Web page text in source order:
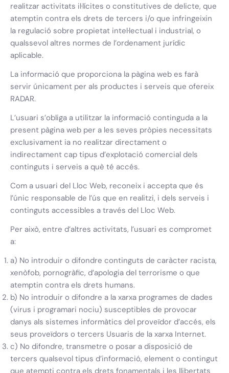
realitzar activitats il·lícites o constitutives de delicte, que
atemptin contra els drets de tercers i/o que infringeixin
la regulació sobre propietat intel·lectual i industrial, o
qualssevol altres normes de l’ordenament jurídic
aplicable.
La informació que proporciona la pàgina web es farà
servir únicament per als productes i serveis que ofereix
RADAR.
L’usuari s’obliga a utilitzar la informació continguda a la
present pàgina web per a les seves pròpies necessitats
exclusivament ia no realitzar directament o
indirectament cap tipus d’explotació comercial dels
continguts i serveis a què té accés.
Com a usuari del Lloc Web, reconeix i accepta que és
l’únic responsable de l’ús que en realitzi, i dels serveis i
continguts accessibles a través del Lloc Web.
Per això, entre d’altres activitats, l’usuari es compromet
a:
a) No introduir o difondre continguts de caràcter racista,
xenòfob, pornogràfic, d’apologia del terrorisme o que
atemptin contra els drets humans.
b) No introduir o difondre a la xarxa programes de dades
(virus i programari nociu) susceptibles de provocar
danys als sistemes informàtics del proveïdor d’accés, els
seus proveïdors o tercers Usuaris de la xarxa Internet.
c) No difondre, transmetre o posar a disposició de
tercers qualsevol tipus d’informació, element o contingut
que atempti contra els drets fonamentals i les llibertats